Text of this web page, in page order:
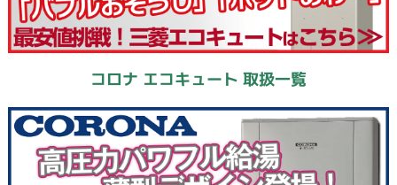
コロナ エコキュート 取扱一覧